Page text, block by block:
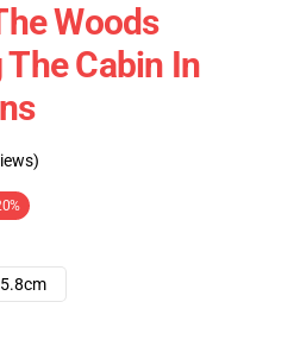
Woods
Cabin In